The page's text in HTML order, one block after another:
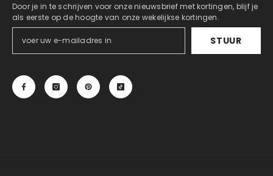
Door je in te schrijven voor onze nieuwsbrief met kortingen, blijf je
als eerste op de hoogte van onze wekelijkse kortingen.
STUUR